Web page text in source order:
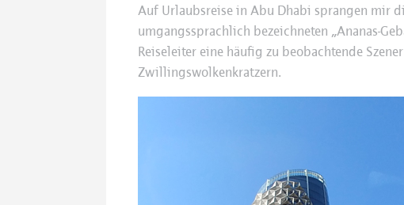
Auf Urlaubsreise in Abu Dhabi sprangen mir
umgangssprachlich bezeichneten „Ananas-
Reiseleiter eine häufig zu beobachtende
Zwillingswolkenkratzern.